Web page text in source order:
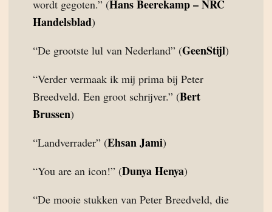
wordt gegoten.” (Hans Beerekamp – NRC
Handelsblad)
“De grootste lul van Nederland” (GeenStijl)
“Verder vermaak ik mij prima bij Peter
Breedveld. Een groot schrijver.” (Bert
Brussen)
“Landverrader” (Ehsan Jami)
“You are an icon!” (Dunya Henya)
“De mooie stukken van Peter Breedveld, die